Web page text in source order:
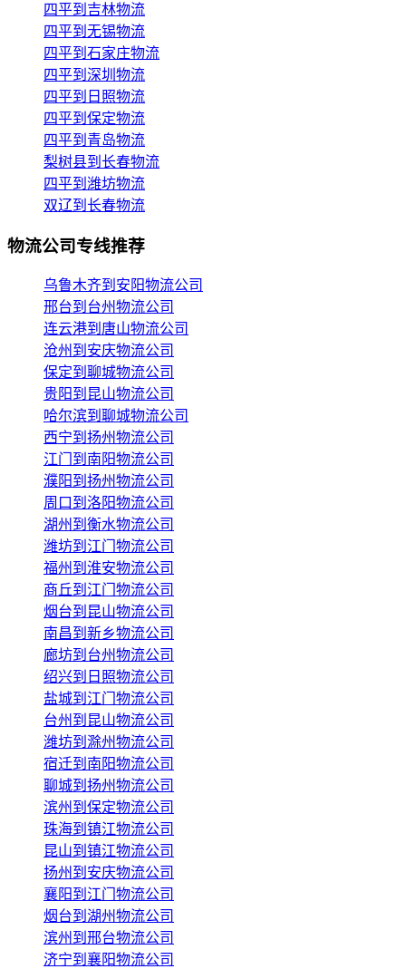
四平到吉林物流
四平到无锡物流
四平到石家庄物流
四平到深圳物流
四平到日照物流
四平到保定物流
四平到青岛物流
梨树县到长春物流
四平到潍坊物流
双辽到长春物流
物流公司专线推荐
乌鲁木齐到安阳物流公司
邢台到台州物流公司
连云港到唐山物流公司
沧州到安庆物流公司
保定到聊城物流公司
贵阳到昆山物流公司
哈尔滨到聊城物流公司
西宁到扬州物流公司
江门到南阳物流公司
濮阳到扬州物流公司
周口到洛阳物流公司
湖州到衡水物流公司
潍坊到江门物流公司
福州到淮安物流公司
商丘到江门物流公司
烟台到昆山物流公司
南昌到新乡物流公司
廊坊到台州物流公司
绍兴到日照物流公司
盐城到江门物流公司
台州到昆山物流公司
潍坊到滁州物流公司
宿迁到南阳物流公司
聊城到扬州物流公司
滨州到保定物流公司
珠海到镇江物流公司
昆山到镇江物流公司
扬州到安庆物流公司
襄阳到江门物流公司
烟台到湖州物流公司
滨州到邢台物流公司
济宁到襄阳物流公司